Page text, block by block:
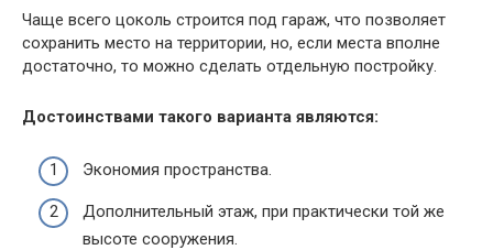
Чаще всего цоколь строится под гараж, что позволяет
сохранить место на территории, но, если места вполне
достаточно, то можно сделать отдельную постройку.
Достоинствами такого варианта являются:
Экономия пространства.
Дополнительный этаж, при практически той же
высоте сооружения.